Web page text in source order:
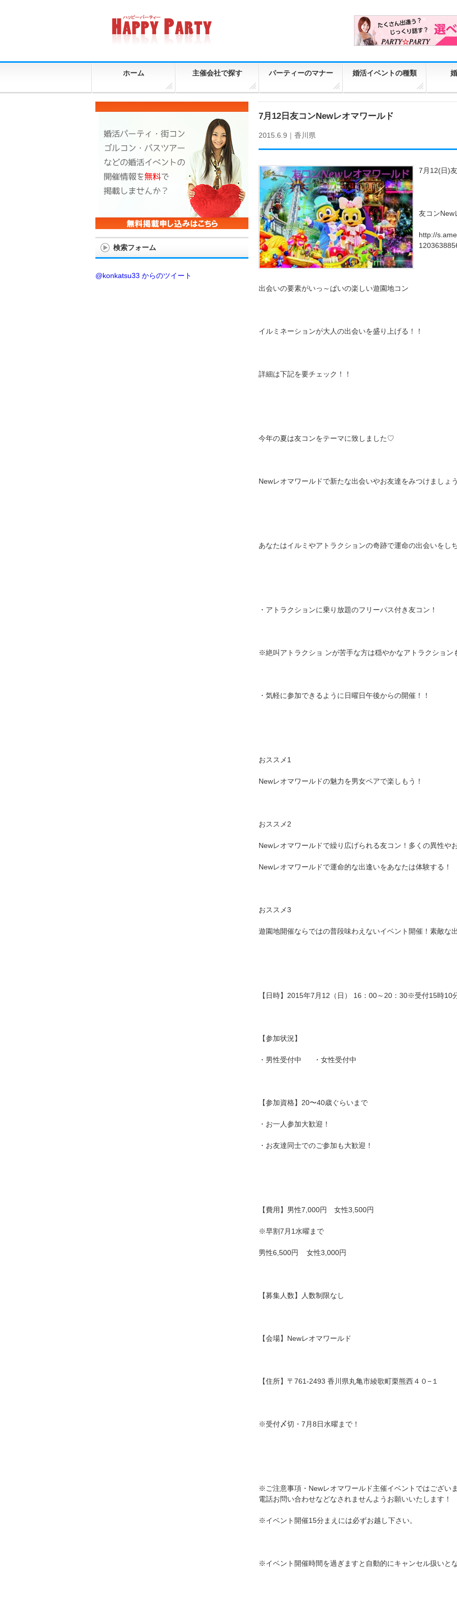
ホーム 主催会社で探す パーティーのマナー 婚活イベントの種類
7月12日友コンNewレオマワールド
2015.6.9｜ 香川県
7月12(日)
友コンNew
http://
出会いの要素がいっ～ぱいの楽しい遊園地コン
イルミネーションが大人の出会いを盛り上げる！！
詳細は下記を要チェック！！
今年の夏は友コンをテーマに致しました♡
Newレオマワールドで新たな出会いやお友達をみつけましょ
あなたはイルミやアトラクションの奇跡で運命の出会いをし
・アトラクションに乗り放題のフリーパス付き友コン！
※絶叫アトラクショ ンが苦手な方は穏やかなアトラクション
・気軽に参加できるように日曜日午後からの開催！！
おススメ1
Newレオマワールドの魅力を男女ペアで楽しもう！
おススメ2
Newレオマワールドで繰り広げられる友コン！多くの異性
Newレオマワールドで運命的な出逢いをあなたは体験する！
おススメ3
遊園地開催ならではの普段味わえないイベント開催！素敵な
【日時】2015年7月12（日） 16：00～20：30※受付15時10
【参加状況】
・男性受付中 ・女性受付中
【参加資格】20〜40歳ぐらいまで
・お一人参加大歓迎！
・お友達同士でのご参加も大歓迎！
【費用】男性7,000円 女性3,500円
※早割7月1水曜まで
男性6,500円 女性3,000円
【募集人数】人数制限なし
【会場】Newレオマワールド
【住所】〒761-2493 香川県丸亀市綾歌町栗熊西４０−１
※受付〆切・7月8日水曜まで！
※ご注意事項・Newレオマワールド主催イベントではござい
電話お問い合わせなどなされませんようお願いいたします！
※イベント開催15分まえには必ずお越し下さい。
※イベント開催時間を過ぎますと自動的にキャンセル扱いと
検索フォーム
@konkatsu33 からのツイート